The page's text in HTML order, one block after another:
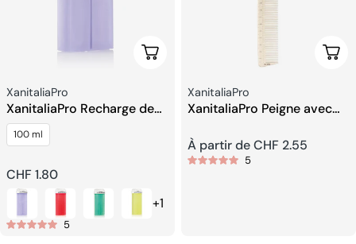
Choisissez Les Options
Fournisseur:
XanitaliaPro
XanitaliaPro Recharge de
Cire Roll on Gel Epil Extra
Sensitive
100 ml
Prix
habituel
CHF 1.80
+1
5
Fournisseur:
XanitaliaPro
XanitaliaPro Peigne avec
Prix
À partir de CHF 2.55
5